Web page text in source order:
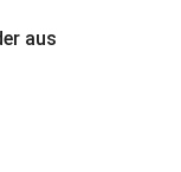
aus